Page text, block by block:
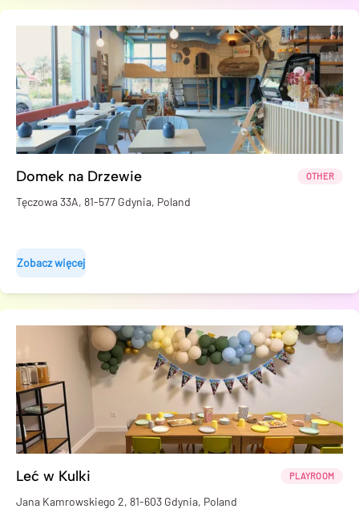
Domek na Drzewie OTHER
Tęczowa 33A, 81-577 Gdynia, Poland
Zobacz więcej
Leć w Kulki PLAYROOM
Jana Kamrowskiego 2, 81-603 Gdynia, Poland